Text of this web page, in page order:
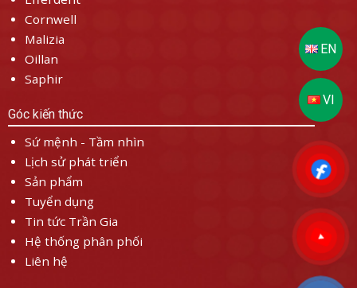
Cornwell
Malizia
Oillan
Saphir
Góc kiến thức
Sứ mệnh - Tầm nhìn
Lịch sử phát triển
Sản phẩm
Tuyển dụng
Tin tức Trần Gia
Hệ thống phân phối
Liên hệ